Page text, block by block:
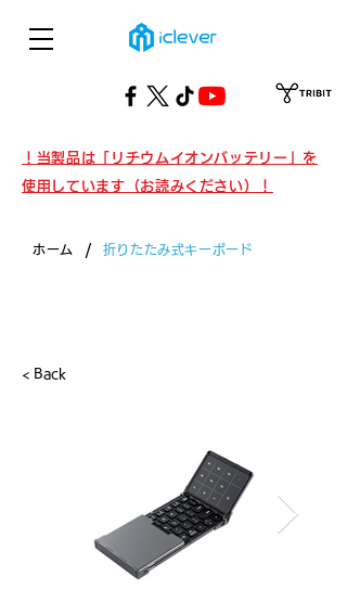
！当製品は「リチウムイオンバッテリー」を
使用しています（お読みください）！
ホーム / 折りたたみ式キーボード
< Back